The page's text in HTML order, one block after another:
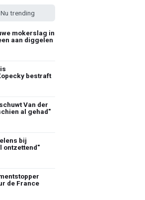
Nu trending
mokerslag in
aan diggelen
bestraft
Van der
al gehad"
bij
ontzettend"
de France